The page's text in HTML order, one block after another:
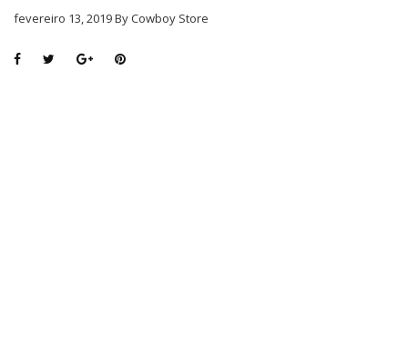
fevereiro 13, 2019 By Cowboy Store